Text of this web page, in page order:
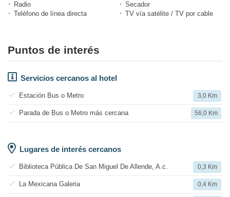
Radio
Secador
Teléfono de línea directa
TV vía satélite / TV por cable
Puntos de interés
Servicios cercanos al hotel
Estación Bus o Metro 3,0 Km
Parada de Bus o Metro más cercana 56,0 Km
Lugares de interés cercanos
Biblioteca Pública De San Miguel De Allende, A.c. 0,3 Km
La Mexicana Galeria 0,4 Km